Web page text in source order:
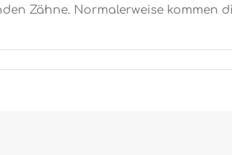
Zähne. Normalerweise kommen